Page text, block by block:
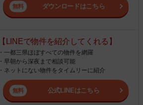
ダウンロードはこちら
【LINEで物件を紹介してくれる】
・一都三県ほぼすべての物件を網羅
・早朝から深夜まで相談可能
・ネットにない物件をタイムリーに紹介
公式LINEはこちら